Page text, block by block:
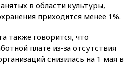
в области культуры,
приходится менее 1%.
также говорится, что
плате из-за отсутствия
снизилась на 1 мая в